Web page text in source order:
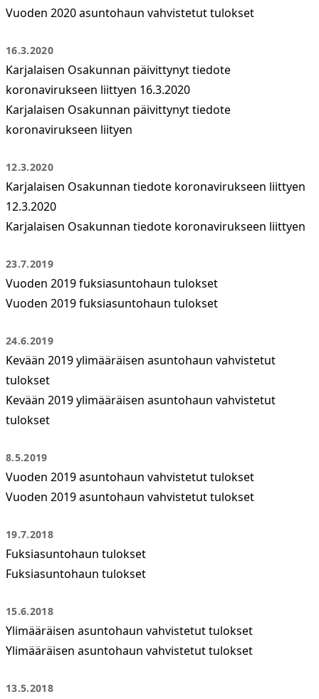
Vuoden 2020 asuntohaun vahvistetut tulokset
16.3.2020
Karjalaisen Osakunnan päivittynyt tiedote
koronavirukseen liittyen 16.3.2020
Karjalaisen Osakunnan päivittynyt tiedote
koronavirukseen liityen
12.3.2020
Karjalaisen Osakunnan tiedote koronavirukseen liittyen
12.3.2020
Karjalaisen Osakunnan tiedote koronavirukseen liittyen
23.7.2019
Vuoden 2019 fuksiasuntohaun tulokset
Vuoden 2019 fuksiasuntohaun tulokset
24.6.2019
Kevään 2019 ylimääräisen asuntohaun vahvistetut
tulokset
Kevään 2019 ylimääräisen asuntohaun vahvistetut
tulokset
8.5.2019
Vuoden 2019 asuntohaun vahvistetut tulokset
Vuoden 2019 asuntohaun vahvistetut tulokset
19.7.2018
Fuksiasuntohaun tulokset
Fuksiasuntohaun tulokset
15.6.2018
Ylimääräisen asuntohaun vahvistetut tulokset
Ylimääräisen asuntohaun vahvistetut tulokset
13.5.2018